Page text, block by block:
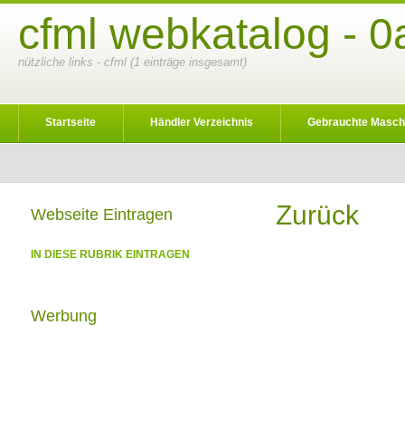
cfml webkatalog -
nützliche links - cfml (1 einträge insgesamt)
Startseite Händler Verzeichnis Gebrauchte
Zurück
Webseite Eintragen
IN DIESE RUBRIK EINTRAGEN
Werbung